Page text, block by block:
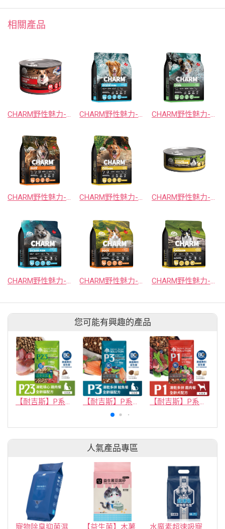
相關產品
CHARM野性魅力-牛肉帝王鮭狗主食罐 CHARM野性魅力-超能精華海洋魚犬 CHARM野性魅力-超能精華羊肉犬
CHARM野性魅力-超能精華鮮鴨犬 CHARM野性魅力-超能精華鮮雞犬 CHARM野性魅力-雞肉帝王鮭貓主食罐
您可能有興趣的產品
【耐吉斯】P系列-P23凍乾填心無穀雞肉餐(全齡貓) 【耐吉斯】P系列-P3 凍乾多拼無穀鮭魚餐(全齡貓) 【耐吉斯】P系列-P1 凍乾多拼無穀鹿肉餐(全齡犬) 4.5磅
人氣產品專區